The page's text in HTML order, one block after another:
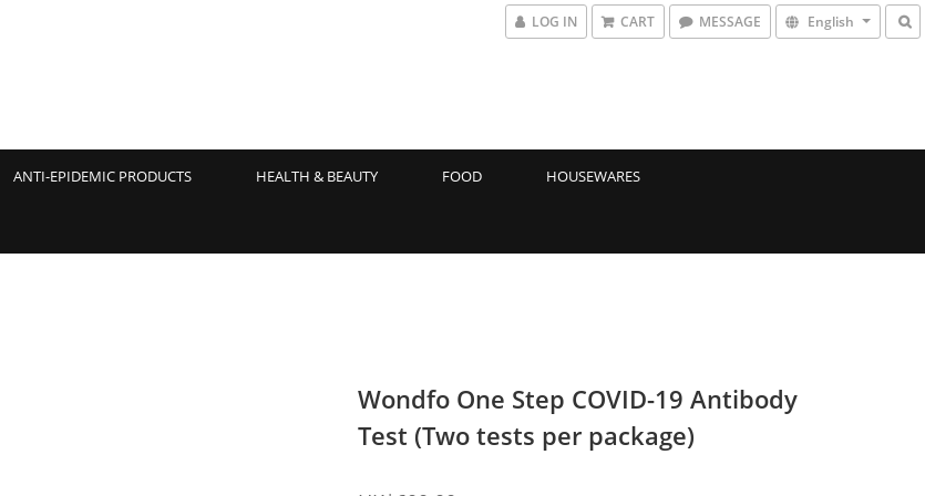
LOG IN CART MESSAGE English
ANTI-EPIDEMIC PRODUCTS HEALTH & BEAUTY FOOD HOUSEWARES
Wondfo One Step COVID-19 Antibody
Test (Two tests per package)